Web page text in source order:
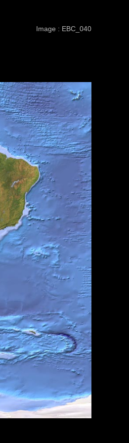
Image : EBC_040